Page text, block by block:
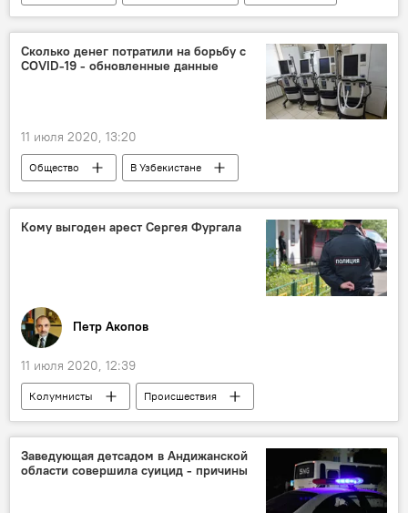
Узбекистан
Самолет
Чартер
Коронавирус COVID-19
Посольство России в Узбекистане
Сколько денег потратили на борьбу с
COVID-19 - обновленные данные
11 июля 2020, 13:20
Общество
В Узбекистане
Коронавирус COVID-19
лечение
Карантин
Узбекистан
расходы
Кому выгоден арест Сергея Фургала
Петр Акопов
11 июля 2020, 12:39
Колумнисты
Происшествия
В мире
арест
Заведующая детсадом в Андижанской
области совершила суицид - причины